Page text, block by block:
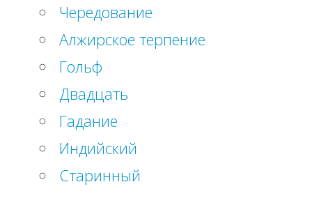
Чередование
Алжирское терпение
Гольф
Двадцать
Гадание
Индийский
Старинный